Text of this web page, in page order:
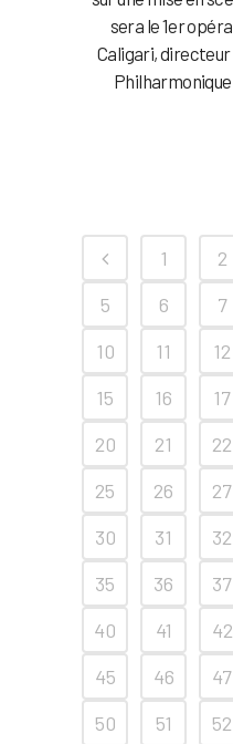
sera le 1er
Caligari,
Philharmonique
1 2
5
6 7
10
11 12
15
16 17
20
21 22
25
26 27
30
31 32
35
36 37
40
41 42
45
46 47
50
51 52